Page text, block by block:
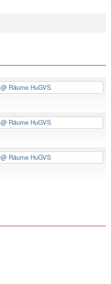
@ Räume HuGVS
@ Räume HuGVS
@ Räume HuGVS